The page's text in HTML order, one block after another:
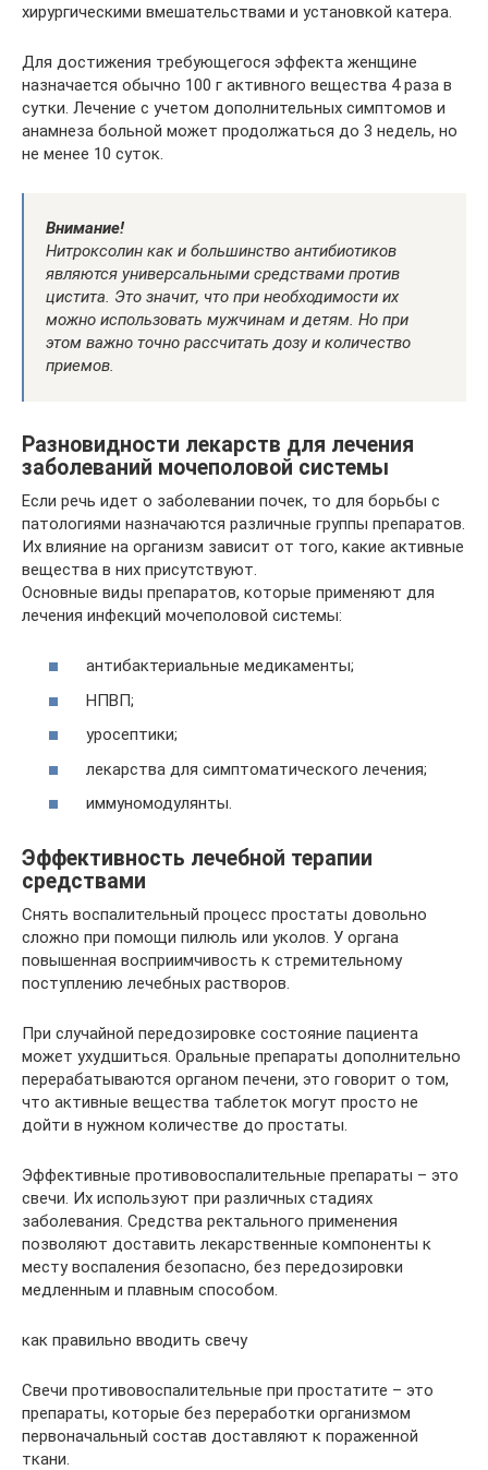
хирургическими вмешательствами и установкой катера.
Для достижения требующегося эффекта женщине
назначается обычно 100 г активного вещества 4 раза в
сутки. Лечение с учетом дополнительных симптомов и
анамнеза больной может продолжаться до 3 недель, но
не менее 10 суток.
Внимание!
Нитроксолин как и большинство антибиотиков
являются универсальными средствами против
цистита. Это значит, что при необходимости их
можно использовать мужчинам и детям. Но при
этом важно точно рассчитать дозу и количество
приемов.
Разновидности лекарств для лечения
заболеваний мочеполовой системы
Если речь идет о заболевании почек, то для борьбы с
патологиями назначаются различные группы препаратов.
Их влияние на организм зависит от того, какие активные
вещества в них присутствуют.
Основные виды препаратов, которые применяют для
лечения инфекций мочеполовой системы:
антибактериальные медикаменты;
НПВП;
уросептики;
лекарства для симптоматического лечения;
иммуномодулянты.
Эффективность лечебной терапии
средствами
Снять воспалительный процесс простаты довольно
сложно при помощи пилюль или уколов. У органа
повышенная восприимчивость к стремительному
поступлению лечебных растворов.
При случайной передозировке состояние пациента
может ухудшиться. Оральные препараты дополнительно
перерабатываются органом печени, это говорит о том,
что активные вещества таблеток могут просто не
дойти в нужном количестве до простаты.
Эффективные противовоспалительные препараты – это
свечи. Их используют при различных стадиях
заболевания. Средства ректального применения
позволяют доставить лекарственные компоненты к
месту воспаления безопасно, без передозировки
медленным и плавным способом.
как правильно вводить свечу
Свечи противовоспалительные при простатите – это
препараты, которые без переработки организмом
первоначальный состав доставляют к пораженной
ткани.